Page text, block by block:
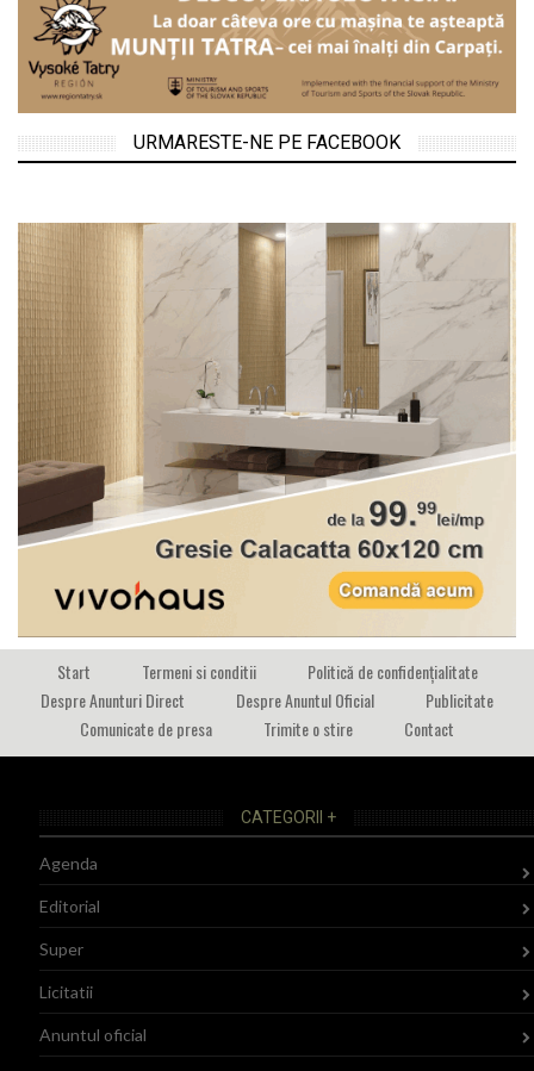
URMARESTE-NE PE FACEBOOK
Start Termeni si conditii
Politică de confidențialitate
Despre Anunturi Direct
Despre Anuntul Oficial
Publicitate
Comunicate de presa
Trimite o stire Contact
CATEGORII +
Agenda
Editorial
Super
Licitatii
Anuntul oficial